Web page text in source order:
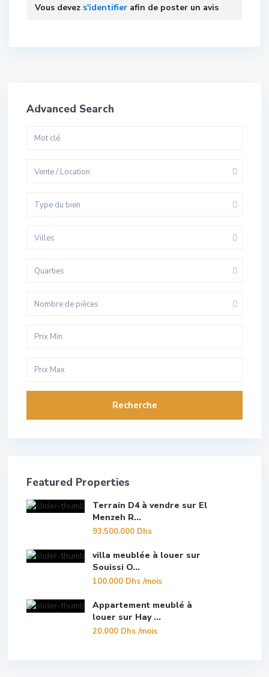
Vous devez s'identifier afin de poster un avis
Advanced Search
Vente / Location
Type du bien
Villes
Quarties
Nombre de pièces
Recherche
Featured Properties
Terrain D4 à vendre sur El
Menzeh R...
93.500.000 Dhs
villa meublée à louer sur
Souissi O...
100.000 Dhs/mois
Appartement meublé à
louer sur Hay ...
20.000 Dhs/mois